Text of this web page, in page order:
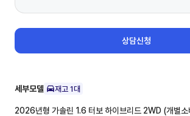
상담신청
세부모델 재고 1대
2026년형 가솔린 1.6 터보 하이브리드 2WD (개별